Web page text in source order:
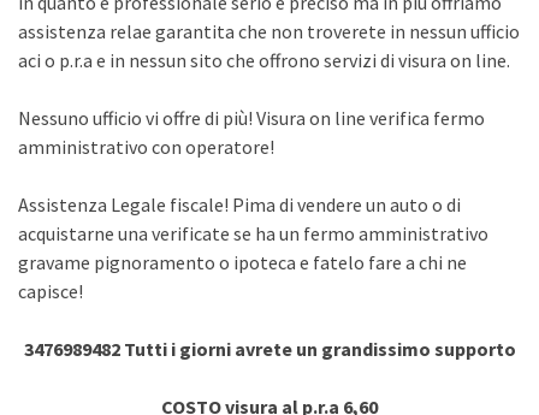
assistenza relae garantita che non troverete in nessun ufficio
aci o p.r.a e in nessun sito che offrono servizi di visura on line.
Nessuno ufficio vi offre di più! Visura on line verifica fermo
amministrativo con operatore!
Assistenza Legale fiscale! Pima di vendere un auto o di
acquistarne una verificate se ha un fermo amministrativo
gravame pignoramento o ipoteca e fatelo fare a chi ne
capisce!
3476989482 Tutti i giorni avrete un grandissimo supporto
COSTO visura al p.r.a 6,60